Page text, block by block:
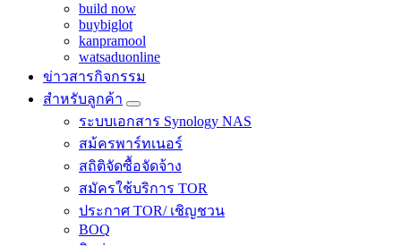
build now
buybiglot
kanpramool
watsaduonline
ข่าวสารกิจกรรม
สำหรับลูกค้า
ระบบเอกสาร Synology NAS
สม้ครพาร์ทเนอร์
สถิติจัดซื้อจัดจ้าง
สมัครใช้บริการ TOR
ประกาศ TOR/ เชิญชวน
BOQ